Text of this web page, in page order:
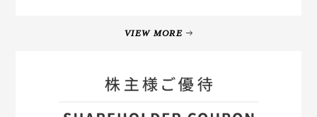
VIEW MORE